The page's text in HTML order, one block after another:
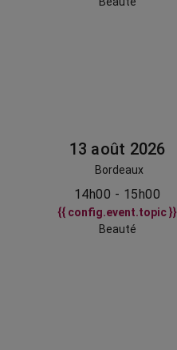
13 août 2026
Bordeaux
14h00 - 15h00
{{ config.event.topic }}
Beauté